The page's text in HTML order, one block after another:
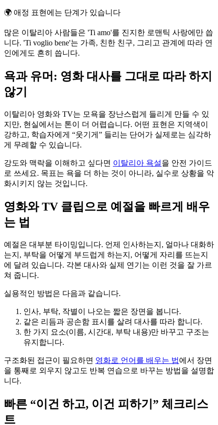
🌍 애정 표현에는 단계가 있습니다
많은 이탈리아 사람들은 'Ti amo'를 진지한 로맨틱 사랑에만 씁
니다. 'Ti voglio bene'는 가족, 친한 친구, 그리고 관계에 따라 연
인에게도 흔히 씁니다.
욕과 유머: 영화 대사를 그대로 따라 하지
않기
이탈리아 영화와 TV는 모욕을 장난스럽게 들리게 만들 수 있
지만, 현실에서는 톤이 더 어렵습니다. 어떤 표현은 지역색이
강하고, 학습자에게 “웃기게” 들리는 단어가 실제로는 심각하
게 무례할 수 있습니다.
강도와 맥락을 이해하고 싶다면 이탈리아 욕설을 안전 가이드
로 쓰세요. 목표는 욕을 더 하는 것이 아니라, 실수로 상황을 악
화시키지 않는 것입니다.
영화와 TV 클립으로 예절을 빠르게 배우
는 법
예절은 대부분 타이밍입니다. 언제 인사하는지, 얼마나 대화하
는지, 부탁을 어떻게 부드럽게 하는지, 어떻게 자리를 뜨는지
에 달려 있습니다. 각본 대사와 실제 연기는 이런 것을 잘 가르
쳐 줍니다.
실용적인 방법은 다음과 같습니다.
인사, 부탁, 작별이 나오는 짧은 장면을 봅니다.
같은 리듬과 공손함 표시를 살려 대사를 따라 합니다.
한 가지 요소(이름, 시간대, 부탁 내용)만 바꾸고 구조는
유지합니다.
구조화된 접근이 필요하면 영화로 언어를 배우는 법에서 장면
을 통째로 외우지 않고도 반복 연습으로 바꾸는 방법을 설명합
니다.
빠른 “이건 하고, 이건 피하기” 체크리스
트